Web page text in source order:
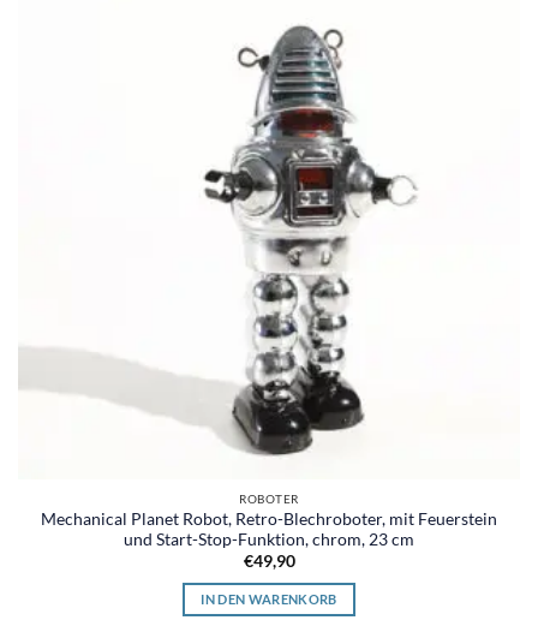
ROBOTER
Mechanical Planet Robot, Retro-Blechroboter, mit Feuerstein
und Start-Stop-Funktion, chrom, 23 cm
€49,90
IN DEN WARENKORB